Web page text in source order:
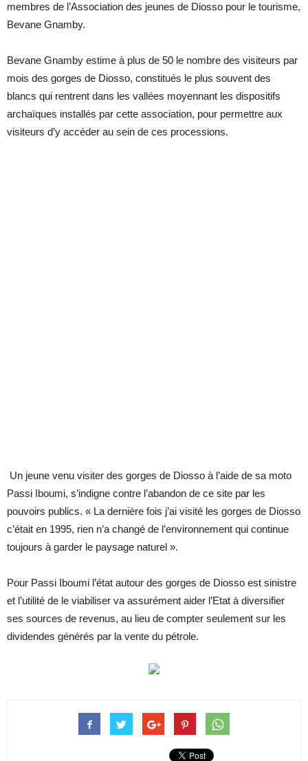
membres de l’Association des jeunes de Diosso pour le tourisme,
Bevane Gnamby.
Bevane Gnamby estime à plus de 50 le nombre des visiteurs par
mois des gorges de Diosso, constitués le plus souvent des
blancs qui rentrent dans les vallées moyennant les dispositifs
archaïques installés par cette association, pour permettre aux
visiteurs d’y accéder au sein de ces processions.
Un jeune venu visiter des gorges de Diosso à l’aide de sa moto
Passi Iboumi, s’indigne contre l’abandon de ce site par les
pouvoirs publics. « La dernière fois j’ai visité les gorges de Diosso
c’était en 1995, rien n’a changé de l’environnement qui continue
toujours à garder le paysage naturel ».
Pour Passi Iboumi l’état autour des gorges de Diosso est sinistre
et l’utilité de le viabiliser va assurément aider l’Etat à diversifier
ses sources de revenus, au lieu de compter seulement sur les
dividendes générés par la vente du pétrole.